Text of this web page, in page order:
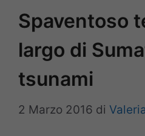
Spaventoso
largo di
tsunami
2 Marzo 2016 di